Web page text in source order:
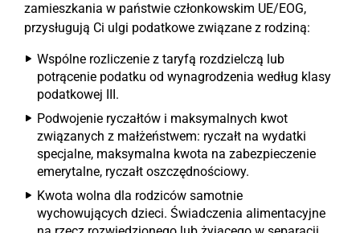
zamieszkania w państwie członkowskim UE/EOG,
przysługują Ci ulgi podatkowe związane z rodziną:
Wspólne rozliczenie z taryfą rozdzielczą lub
potrącenie podatku od wynagrodzenia według klasy
podatkowej III.
Podwojenie ryczałtów i maksymalnych kwot
związanych z małżeństwem: ryczałt na wydatki
specjalne, maksymalna kwota na zabezpieczenie
emerytalne, ryczałt oszczędnościowy.
Kwota wolna dla rodziców samotnie
wychowujących dzieci. Świadczenia alimentacyjne